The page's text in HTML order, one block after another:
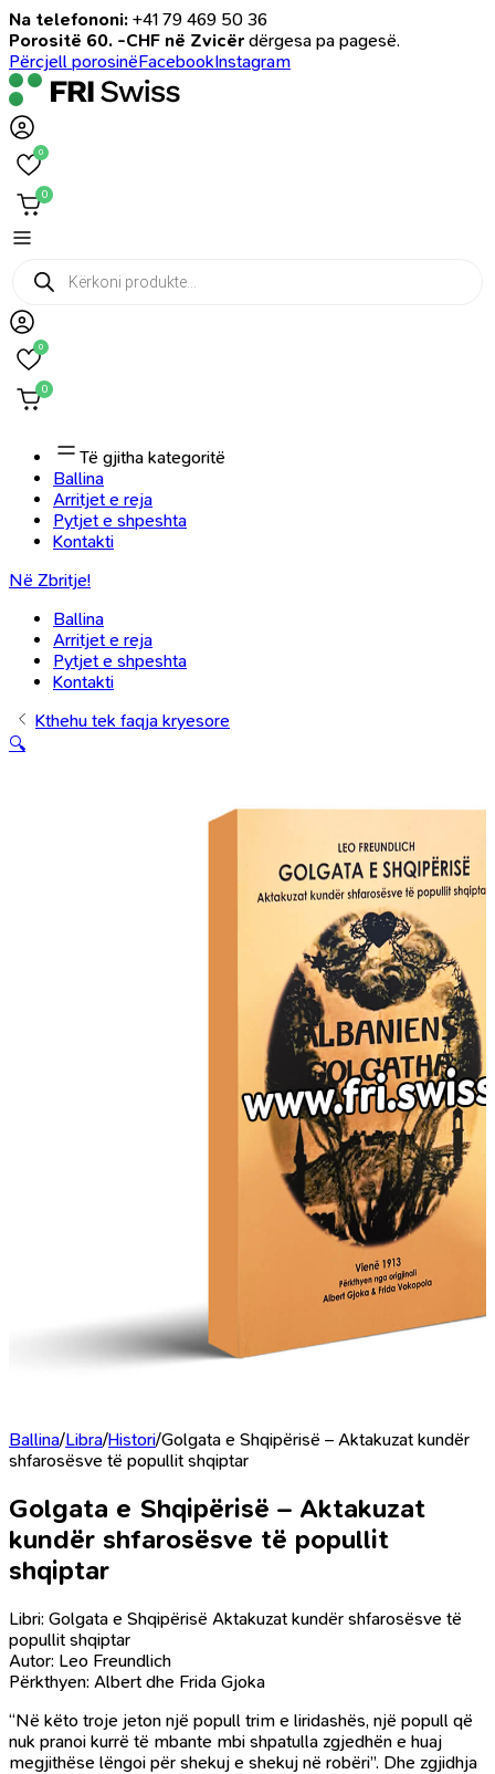
Na telefononi: +41 79 469 50 36
Porositë 60. -CHF në Zvicër dërgesa pa pagesë.
Përcjell porosinëFacebookInstagram
0
0
Products
search
0
0
Të gjitha kategoritë
Ballina
Arritjet e reja
Pytjet e shpeshta
Kontakti
Në Zbritje!
Ballina
Arritjet e reja
Pytjet e shpeshta
Kontakti
Kthehu tek faqja kryesore
🔍
Ballina/Libra/Histori/Golgata e Shqipërisë – Aktakuzat kundër
shfarosësve të popullit shqiptar
Golgata e Shqipërisë – Aktakuzat
kundër shfarosësve të popullit
shqiptar
Libri: Golgata e Shqipërisë Aktakuzat kundër shfarosësve të
popullit shqiptar
Autor: Leo Freundlich
Përkthyen: Albert dhe Frida Gjoka
“Në këto troje jeton një popull trim e liridashës, një popull që
nuk pranoi kurrë të mbante mbi shpatulla zgjedhën e huaj
megjithëse lëngoi për shekuj e shekuj në robëri”. Dhe zgjidhja